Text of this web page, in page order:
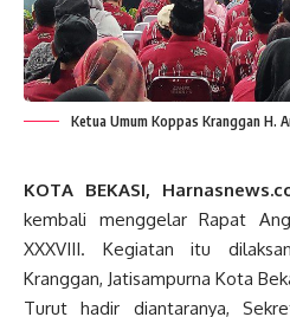
Ketua Umum Koppas Kranggan H.
KOTA BEKASI,
kembali menggelar Rapat
XXXVIII. Kegiatan itu
Kranggan, Jatisampurna Kota
Turut hadir diantaranya,